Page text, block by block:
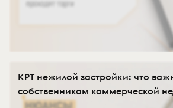
КРТ нежилой застройки: что
собственникам коммерческой